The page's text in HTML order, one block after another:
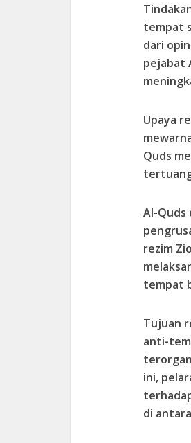
tempat
dari
pejabat
Upaya
Quds
Al-Quds
rezim
tempat
Tujuan
anti-
ini,
di